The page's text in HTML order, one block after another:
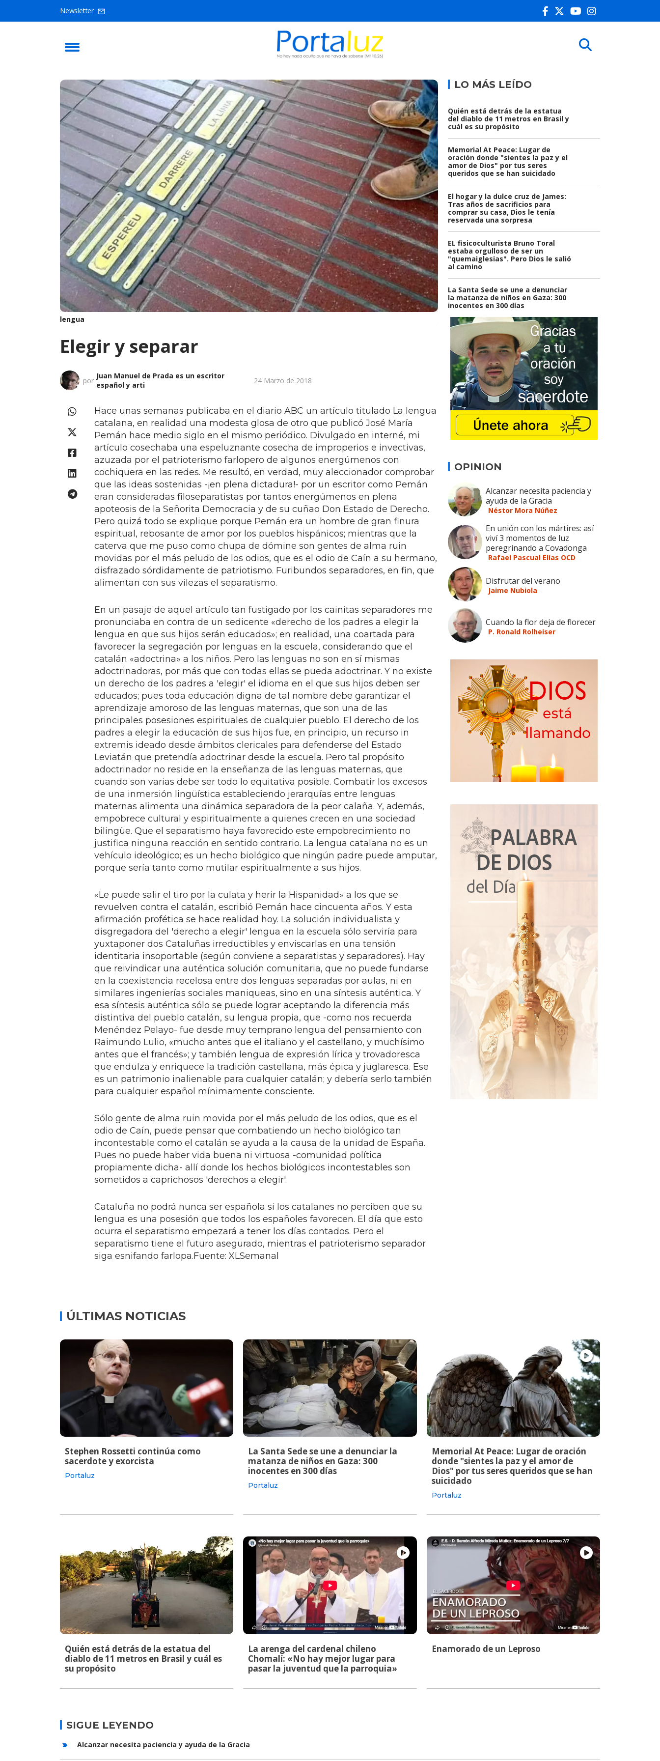
Newsletter
lengua
Elegir y separar
por Juan Manuel de Prada es un escritor
español y arti
24 Marzo de 2018
Hace unas semanas publicaba en el diario ABC un artículo titulado La lengua
catalana, en realidad una modesta glosa de otro que publicó José María
Pemán hace medio siglo en el mismo periódico. Divulgado en interné, mi
artículo cosechaba una espeluznante cosecha de improperios e invectivas,
azuzada por el patrioterismo farlopero de algunos energúmenos con
cochiquera en las redes. Me resultó, en verdad, muy aleccionador comprobar
que las ideas sostenidas -¡en plena dictadura!- por un escritor como Pemán
eran consideradas filoseparatistas por tantos energúmenos en plena
apoteosis de la Señorita Democracia y de su cuñao Don Estado de Derecho.
Pero quizá todo se explique porque Pemán era un hombre de gran finura
espiritual, rebosante de amor por los pueblos hispánicos; mientras que la
caterva que me puso como chupa de dómine son gentes de alma ruin
movidas por el más peludo de los odios, que es el odio de Caín a su hermano,
disfrazado sórdidamente de patriotismo. Furibundos separadores, en fin, que
alimentan con sus vilezas el separatismo.
En un pasaje de aquel artículo tan fustigado por los cainitas separadores me
pronunciaba en contra de un sedicente «derecho de los padres a elegir la
lengua en que sus hijos serán educados»; en realidad, una coartada para
favorecer la segregación por lenguas en la escuela, considerando que el
catalán «adoctrina» a los niños. Pero las lenguas no son en sí mismas
adoctrinadoras, por más que con todas ellas se pueda adoctrinar. Y no existe
un derecho de los padres a 'elegir' el idioma en el que sus hijos deben ser
educados; pues toda educación digna de tal nombre debe garantizar el
aprendizaje amoroso de las lenguas maternas, que son una de las
principales posesiones espirituales de cualquier pueblo. El derecho de los
padres a elegir la educación de sus hijos fue, en principio, un recurso in
extremis ideado desde ámbitos clericales para defenderse del Estado
Leviatán que pretendía adoctrinar desde la escuela. Pero tal propósito
adoctrinador no reside en la enseñanza de las lenguas maternas, que
cuando son varias debe ser todo lo equitativa posible. Combatir los excesos
de una inmersión lingüística estableciendo jerarquías entre lenguas
maternas alimenta una dinámica separadora de la peor calaña. Y, además,
empobrece cultural y espiritualmente a quienes crecen en una sociedad
bilingüe. Que el separatismo haya favorecido este empobrecimiento no
justifica ninguna reacción en sentido contrario. La lengua catalana no es un
vehículo ideológico; es un hecho biológico que ningún padre puede amputar,
porque sería tanto como mutilar espiritualmente a sus hijos.
«Le puede salir el tiro por la culata y herir la Hispanidad» a los que se
revuelven contra el catalán, escribió Pemán hace cincuenta años. Y esta
afirmación profética se hace realidad hoy. La solución individualista y
disgregadora del 'derecho a elegir' lengua en la escuela sólo serviría para
yuxtaponer dos Cataluñas irreductibles y enviscarlas en una tensión
identitaria insoportable (según conviene a separatistas y separadores). Hay
que reivindicar una auténtica solución comunitaria, que no puede fundarse
en la coexistencia recelosa entre dos lenguas separadas por aulas, ni en
similares ingenierías sociales maniqueas, sino en una síntesis auténtica. Y
esa síntesis auténtica sólo se puede lograr aceptando la diferencia más
distintiva del pueblo catalán, su lengua propia, que -como nos recuerda
Menéndez Pelayo- fue desde muy temprano lengua del pensamiento con
Raimundo Lulio, «mucho antes que el italiano y el castellano, y muchísimo
antes que el francés»; y también lengua de expresión lírica y trovadoresca
que endulza y enriquece la tradición castellana, más épica y juglaresca. Ese
es un patrimonio inalienable para cualquier catalán; y debería serlo también
para cualquier español mínimamente consciente.
Sólo gente de alma ruin movida por el más peludo de los odios, que es el
odio de Caín, puede pensar que combatiendo un hecho biológico tan
incontestable como el catalán se ayuda a la causa de la unidad de España.
Pues no puede haber vida buena ni virtuosa -comunidad política
propiamente dicha- allí donde los hechos biológicos incontestables son
sometidos a caprichosos 'derechos a elegir'.
Cataluña no podrá nunca ser española si los catalanes no perciben que su
lengua es una posesión que todos los españoles favorecen. El día que esto
ocurra el separatismo empezará a tener los días contados. Pero el
separatismo tiene el futuro asegurado, mientras el patrioterismo separador
siga esnifando farlopa.Fuente: XLSemanal
LO MÁS LEÍDO
Quién está detrás de la estatua
del diablo de 11 metros en Brasil y
cuál es su propósito
Memorial At Peace: Lugar de
oración donde "sientes la paz y el
amor de Dios" por tus seres
queridos que se han suicidado
El hogar y la dulce cruz de James:
Tras años de sacrificios para
comprar su casa, Dios le tenía
reservada una sorpresa
EL fisicoculturista Bruno Toral
estaba orgulloso de ser un
"quemaiglesias". Pero Dios le salió
al camino
La Santa Sede se une a denunciar
la matanza de niños en Gaza: 300
inocentes en 300 días
OPINION
Alcanzar necesita paciencia y
ayuda de la Gracia
Néstor Mora Núñez
En unión con los mártires: así
viví 3 momentos de luz
peregrinando a Covadonga
Rafael Pascual Elías OCD
Disfrutar del verano
Jaime Nubiola
Cuando la flor deja de florecer
P. Ronald Rolheiser
ÚLTIMAS NOTICIAS
Stephen Rossetti continúa como
sacerdote y exorcista
Portaluz
La Santa Sede se une a denunciar la
matanza de niños en Gaza: 300
inocentes en 300 días
Portaluz
Memorial At Peace: Lugar de oración
donde "sientes la paz y el amor de
Dios" por tus seres queridos que se han
suicidado
Portaluz
Quién está detrás de la estatua del
diablo de 11 metros en Brasil y cuál es
su propósito
La arenga del cardenal chileno
Chomalí: «No hay mejor lugar para
pasar la juventud que la parroquia»
Enamorado de un Leproso
SIGUE LEYENDO
Alcanzar necesita paciencia y ayuda de la Gracia